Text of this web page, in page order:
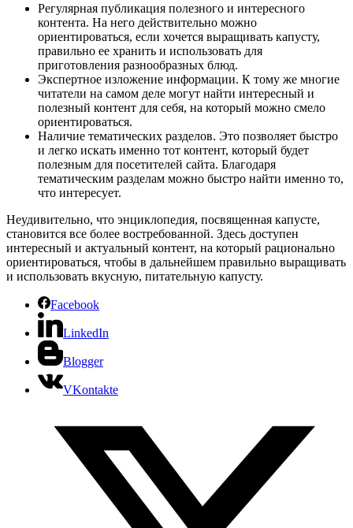
Регулярная публикация полезного и интересного
контента. На него действительно можно
ориентироваться, если хочется выращивать капусту,
правильно ее хранить и использовать для
приготовления разнообразных блюд.
Экспертное изложение информации. К тому же многие
читатели на самом деле могут найти интересный и
полезный контент для себя, на который можно смело
ориентироваться.
Наличие тематических разделов. Это позволяет быстро
и легко искать именно тот контент, который будет
полезным для посетителей сайта. Благодаря
тематическим разделам можно быстро найти именно то,
что интересует.
Неудивительно, что энциклопедия, посвященная капусте,
становится все более востребованной. Здесь доступен
интересный и актуальный контент, на который рационально
ориентироваться, чтобы в дальнейшем правильно выращивать
и использовать вкусную, питательную капусту.
Facebook
LinkedIn
Blogger
VKontakte